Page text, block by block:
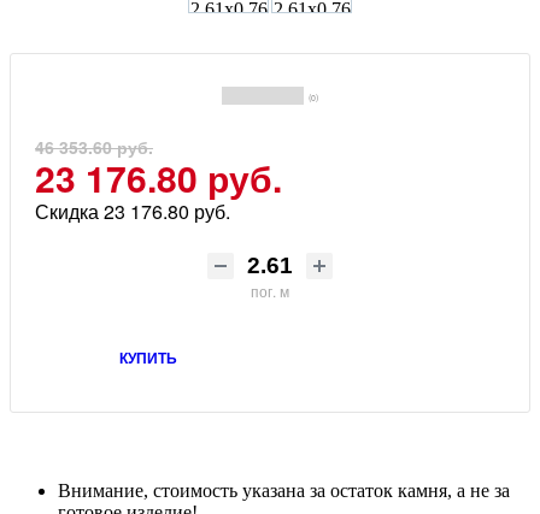
(0)
46 353.60 руб.
23 176.80 руб.
Скидка 23 176.80 руб.
пог. м
КУПИТЬ
Внимание, стоимость указана за остаток камня, а не за